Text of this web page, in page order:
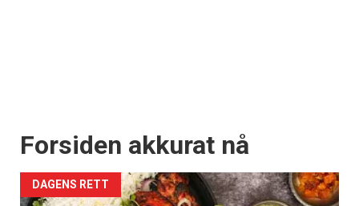
Forsiden akkurat nå
DAGENS RETT